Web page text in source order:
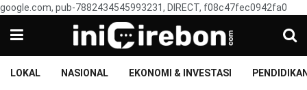
google.com, pub-7882434545993231, DIRECT, f08c47fec0942fa0
LOKAL NASIONAL EKONOMI & INVESTASI